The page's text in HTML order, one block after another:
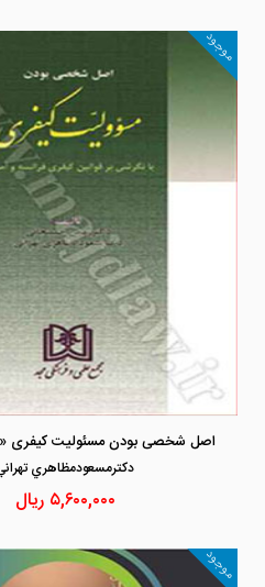
موجود
دكترمسعودمظاهري
۵,۶۰۰,۰۰۰ ریال
موجود